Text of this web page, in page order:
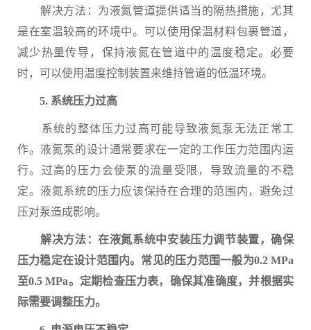
解决方法：为液氮管道提供适当的隔热措施，尤其
是在室温较高的环境中。可以使用保温材料包裹管道，
减少热量传导，保持液氮在管道中的温度稳定。必要
时，可以使用温度控制装置来维持管道的低温环境。
5. 系统压力过高
系统的整体压力过高可能导致液氮泵无法正常工
作。液氮泵的设计通常要求在一定的工作压力范围内运
行。过高的压力会使泵的流量受限，导致流量的不稳
定。液氮系统的压力应该保持在合理的范围内，避免过
压对泵造成影响。
解决方法：在液氮系统中安装压力调节装置，确保
压力稳定在设计范围内。常见的压力范围一般为0.2 MPa
至0.5 MPa。定期检查压力表，确保其准确度，并根据实
际需要调整压力。